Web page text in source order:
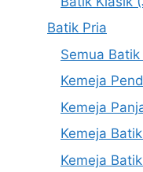
Batik Pria
Semua Batik
Kemeja
Kemeja
Kemeja
Kemeja